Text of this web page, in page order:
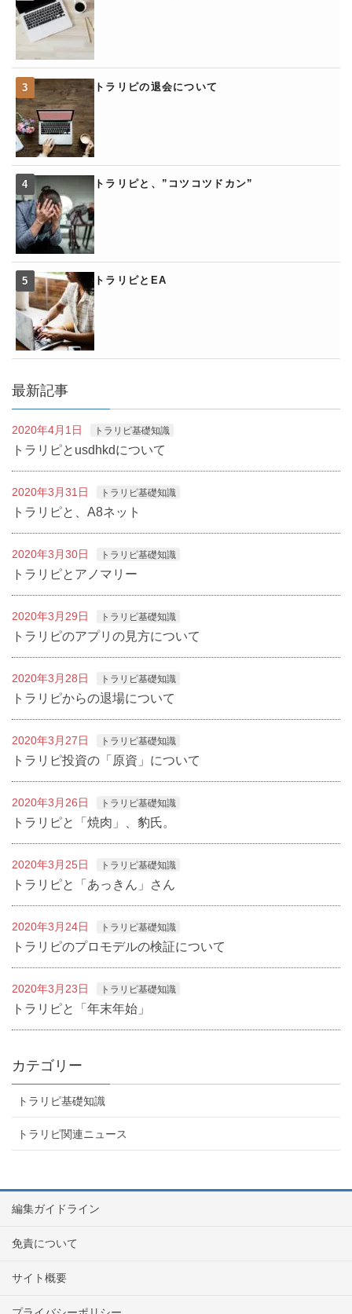
トラリピの退会について
トラリピと、”コツコツドカン”
トラリピとEA
最新記事
2020年4月1日 トラリピ基礎知識
トラリピとusdhkdについて
2020年3月31日 トラリピ基礎知識
トラリピと、A8ネット
2020年3月30日 トラリピ基礎知識
トラリピとアノマリー
2020年3月29日 トラリピ基礎知識
トラリピのアプリの見方について
2020年3月28日 トラリピ基礎知識
トラリピからの退場について
2020年3月27日 トラリピ基礎知識
トラリピ投資の「原資」について
2020年3月26日 トラリピ基礎知識
トラリピと「焼肉」、豹氏。
2020年3月25日 トラリピ基礎知識
トラリピと「あっきん」さん
2020年3月24日 トラリピ基礎知識
トラリピのプロモデルの検証について
2020年3月23日 トラリピ基礎知識
トラリピと「年末年始」
カテゴリー
トラリピ基礎知識
トラリピ関連ニュース
編集ガイドライン
免責について
サイト概要